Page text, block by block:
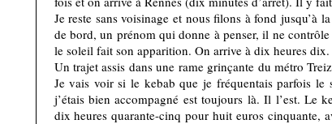
Je reste sans voisinage et nous filons à fond jusqu’à
de bord, un prénom qui donne à penser, il ne
le soleil fait son apparition. On arrive à dix heures dix.
Un trajet assis dans une rame grinçante du métro
Je vais voir si le kebab que je fréquentais parfois le
j’étais bien accompagné est toujours là. Il l’est. Le
dix heures quarante-cinq pour huit euros cinquante,